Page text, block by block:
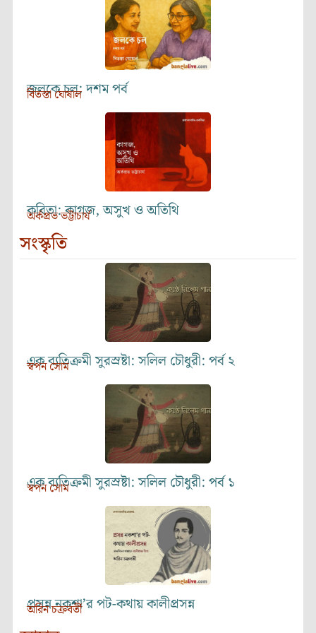
জলকে চল: দশম পর্ব
বিতস্তা ঘোষাল
কবিতা: কাগজ, অসুখ ও অতিথি
অর্কপ্রভ ভট্টাচার্য
সংস্কৃতি
এক ব্যতিক্রমী সুরস্রষ্টা: সলিল চৌধুরী: পর্ব ২
স্বপন সোম
এক ব্যতিক্রমী সুরস্রষ্টা: সলিল চৌধুরী: পর্ব ১
স্বপন সোম
প্রসন্ন নকশা’র পট-কথায় কালীপ্রসন্ন
অরিন চক্রবর্তী